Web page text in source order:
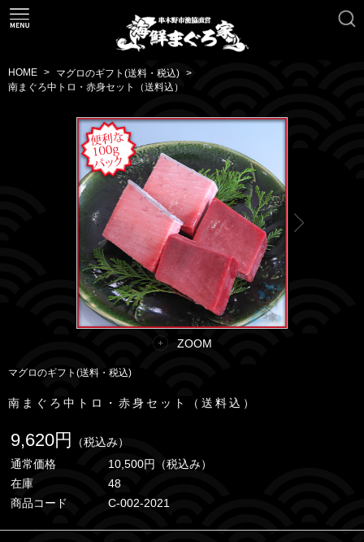
HOME
マグロのギフト(送料・税込)
南まぐろ中トロ・赤身セット（送料込）
ZOOM
マグロのギフト(送料・税込)
南まぐろ中トロ・赤身セット（送料込）
9,620円
（税込み）
通常価格
10,500円
（税込み）
在庫
48
商品コード
C-002-2021